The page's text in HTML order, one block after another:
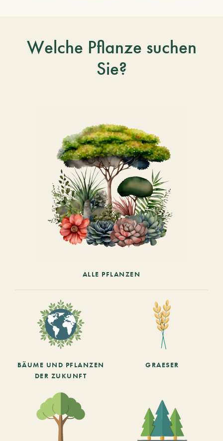
Welche Pflanze suchen
Sie?
ALLE PFLANZEN
BÄUME UND PFLANZEN
DER ZUKUNFT
GRAESER